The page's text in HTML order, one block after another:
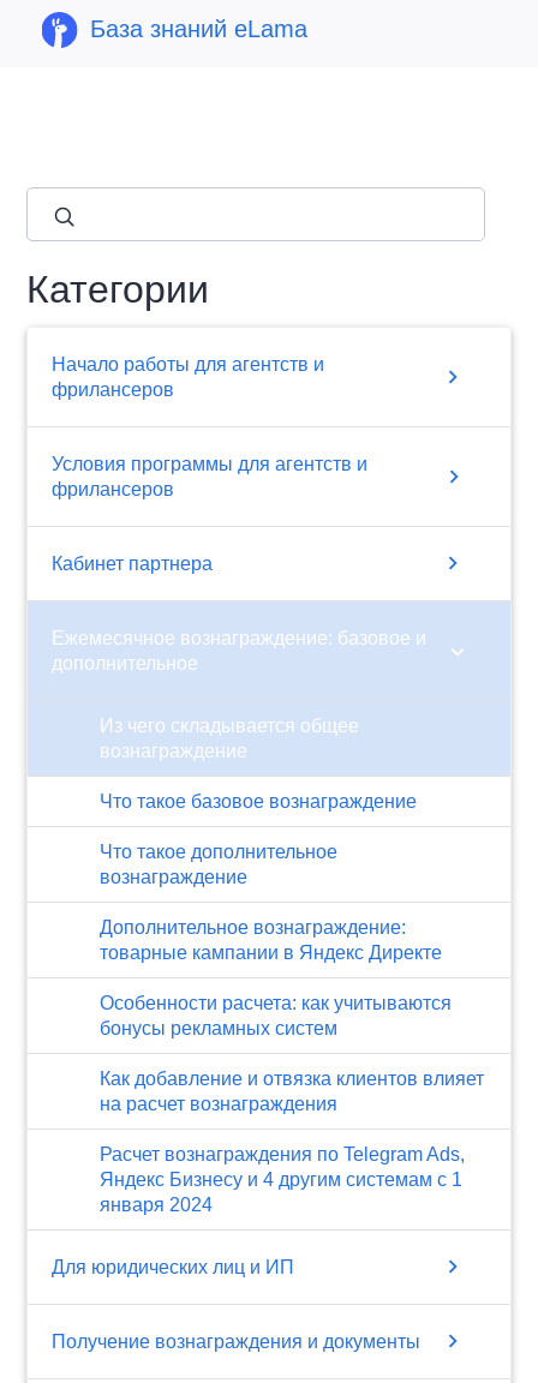
База знаний eLama
Категории
Начало работы для агентств и
фрилансеров
chevron_right
Условия программы для агентств и
фрилансеров
chevron_right
Кабинет партнера chevron_right
Ежемесячное вознаграждение: базовое и
дополнительное
chevron_right
Из чего складывается общее
вознаграждение
Что такое базовое вознаграждение
Что такое дополнительное
вознаграждение
Дополнительное вознаграждение:
товарные кампании в Яндекс Директе
Особенности расчета: как учитываются
бонусы рекламных систем
Как добавление и отвязка клиентов влияет
на расчет вознаграждения
Расчет вознаграждения по Telegram Ads,
Яндекс Бизнесу и 4 другим системам с 1
января 2024
Для юридических лиц и ИП chevron_right
Получение вознаграждения и документы chevron_right